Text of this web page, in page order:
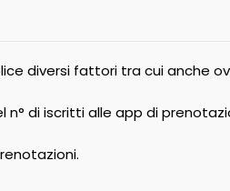
diversi fattori tra cui anche
n° di iscritti alle app di